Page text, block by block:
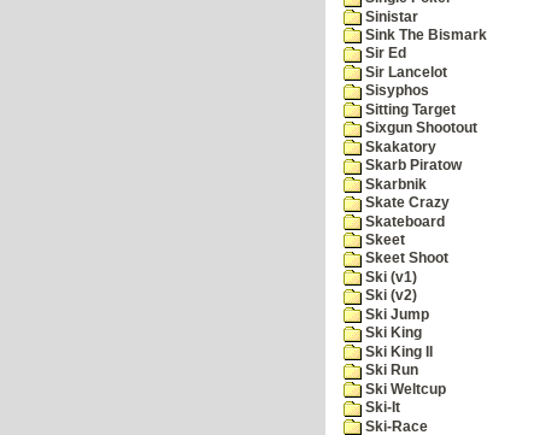
Sinistar
Sink The Bismark
Sir Ed
Sir Lancelot
Sisyphos
Sitting Target
Sixgun Shootout
Skakatory
Skarb Piratow
Skarbnik
Skate Crazy
Skateboard
Skeet
Skeet Shoot
Ski (v1)
Ski (v2)
Ski Jump
Ski King
Ski King II
Ski Run
Ski Weltcup
Ski-It
Ski-Race